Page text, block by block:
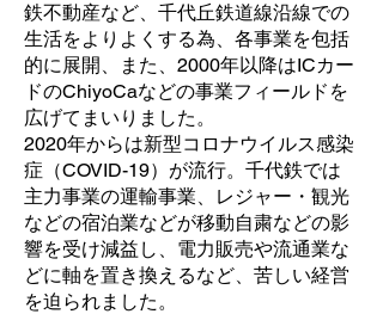
鉄不動産など、千代丘鉄道線沿線での
生活をよりよくする為、各事業を包括
的に展開、また、2000年以降はICカー
ドのChiyoCaなどの事業フィールドを
広げてまいりました。
2020年からは新型コロナウイルス感染
症（COVID-19）が流行。千代鉄では
主力事業の運輸事業、レジャー・観光
などの宿泊業などが移動自粛などの影
響を受け減益し、電力販売や流通業な
どに軸を置き換えるなど、苦しい経営
を迫られました。